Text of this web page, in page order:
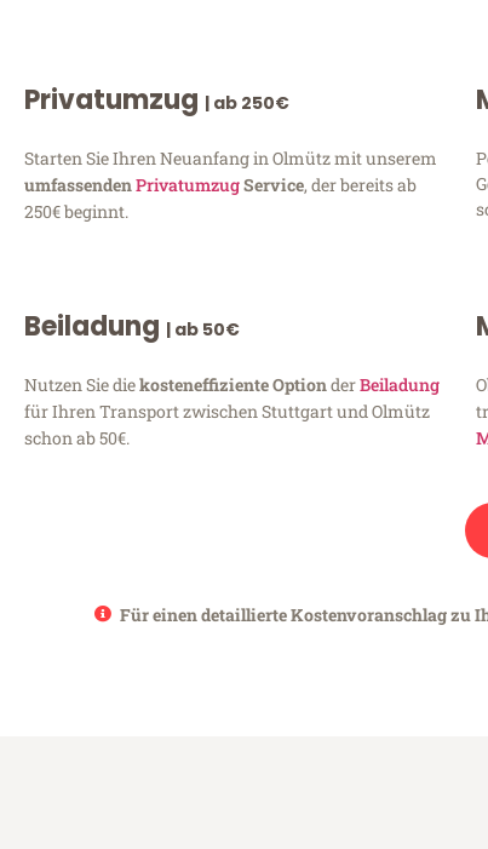
Privatumzug | ab 250€
Starten Sie Ihren Neuanfang in Olmütz mit unserem
umfassendenPrivatumzugService, der bereits ab
250€ beginnt.
Beiladung | ab 50€
Nutzen Sie diekosteneffiziente OptionderBeiladung
für Ihren Transport zwischen Stuttgart und Olmütz
schon ab 50€.
Für einen detaillierte Kostenvoranschlag zu